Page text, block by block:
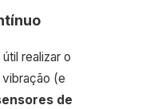
realizar o
(e
de